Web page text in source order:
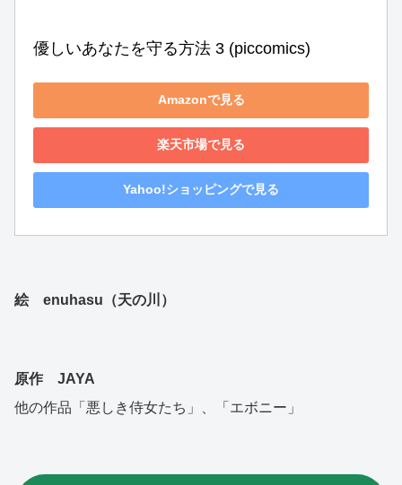
優しいあなたを守る方法 3 (piccomics)
Amazonで見る
楽天市場で見る
Yahoo!ショッピングで見る
絵 enuhasu（天の川）
原作 JAYA
他の作品「悪しき侍女たち」、「エボニー」